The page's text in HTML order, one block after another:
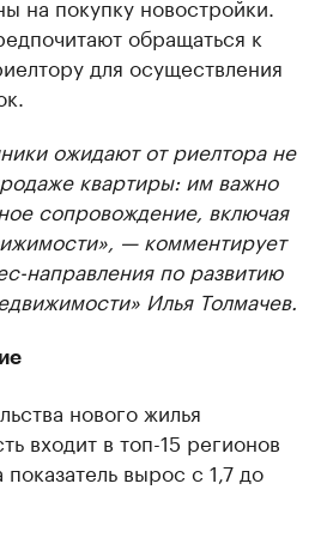
на покупку новостройки.
обращаться к
для осуществления
ожидают от риелтора не
квартиры: им важно
сопровождение, включая
— комментирует
направления по развитию
Илья Толмачев.
нового жилья
входит в топ-15 регионов
вырос с 1,7 до